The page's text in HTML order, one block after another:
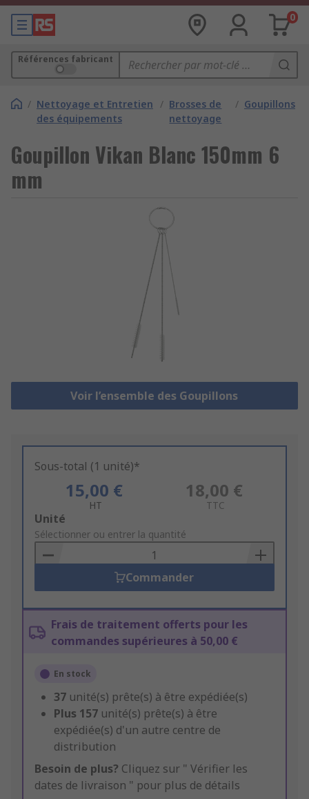
0
Références fabricant
/ Nettoyage et Entretien
des équipements
/ Brosses de
nettoyage
/ Goupillons
Goupillon Vikan Blanc 150mm 6
mm
Voir l’ensemble des Goupillons
Sous-total (1 unité)*
15,00 €
HT
18,00 €
TTC
Add
to
Basket
Unité
Sélectionner ou entrer la quantité
Commander
Frais de traitement offerts pour les
commandes supérieures à 50,00 €
En stock
37 unité(s) prête(s) à être expédiée(s)
Plus 157 unité(s) prête(s) à être
expédiée(s) d'un autre centre de
distribution
Besoin de plus? Cliquez sur " Vérifier les
dates de livraison " pour plus de détails